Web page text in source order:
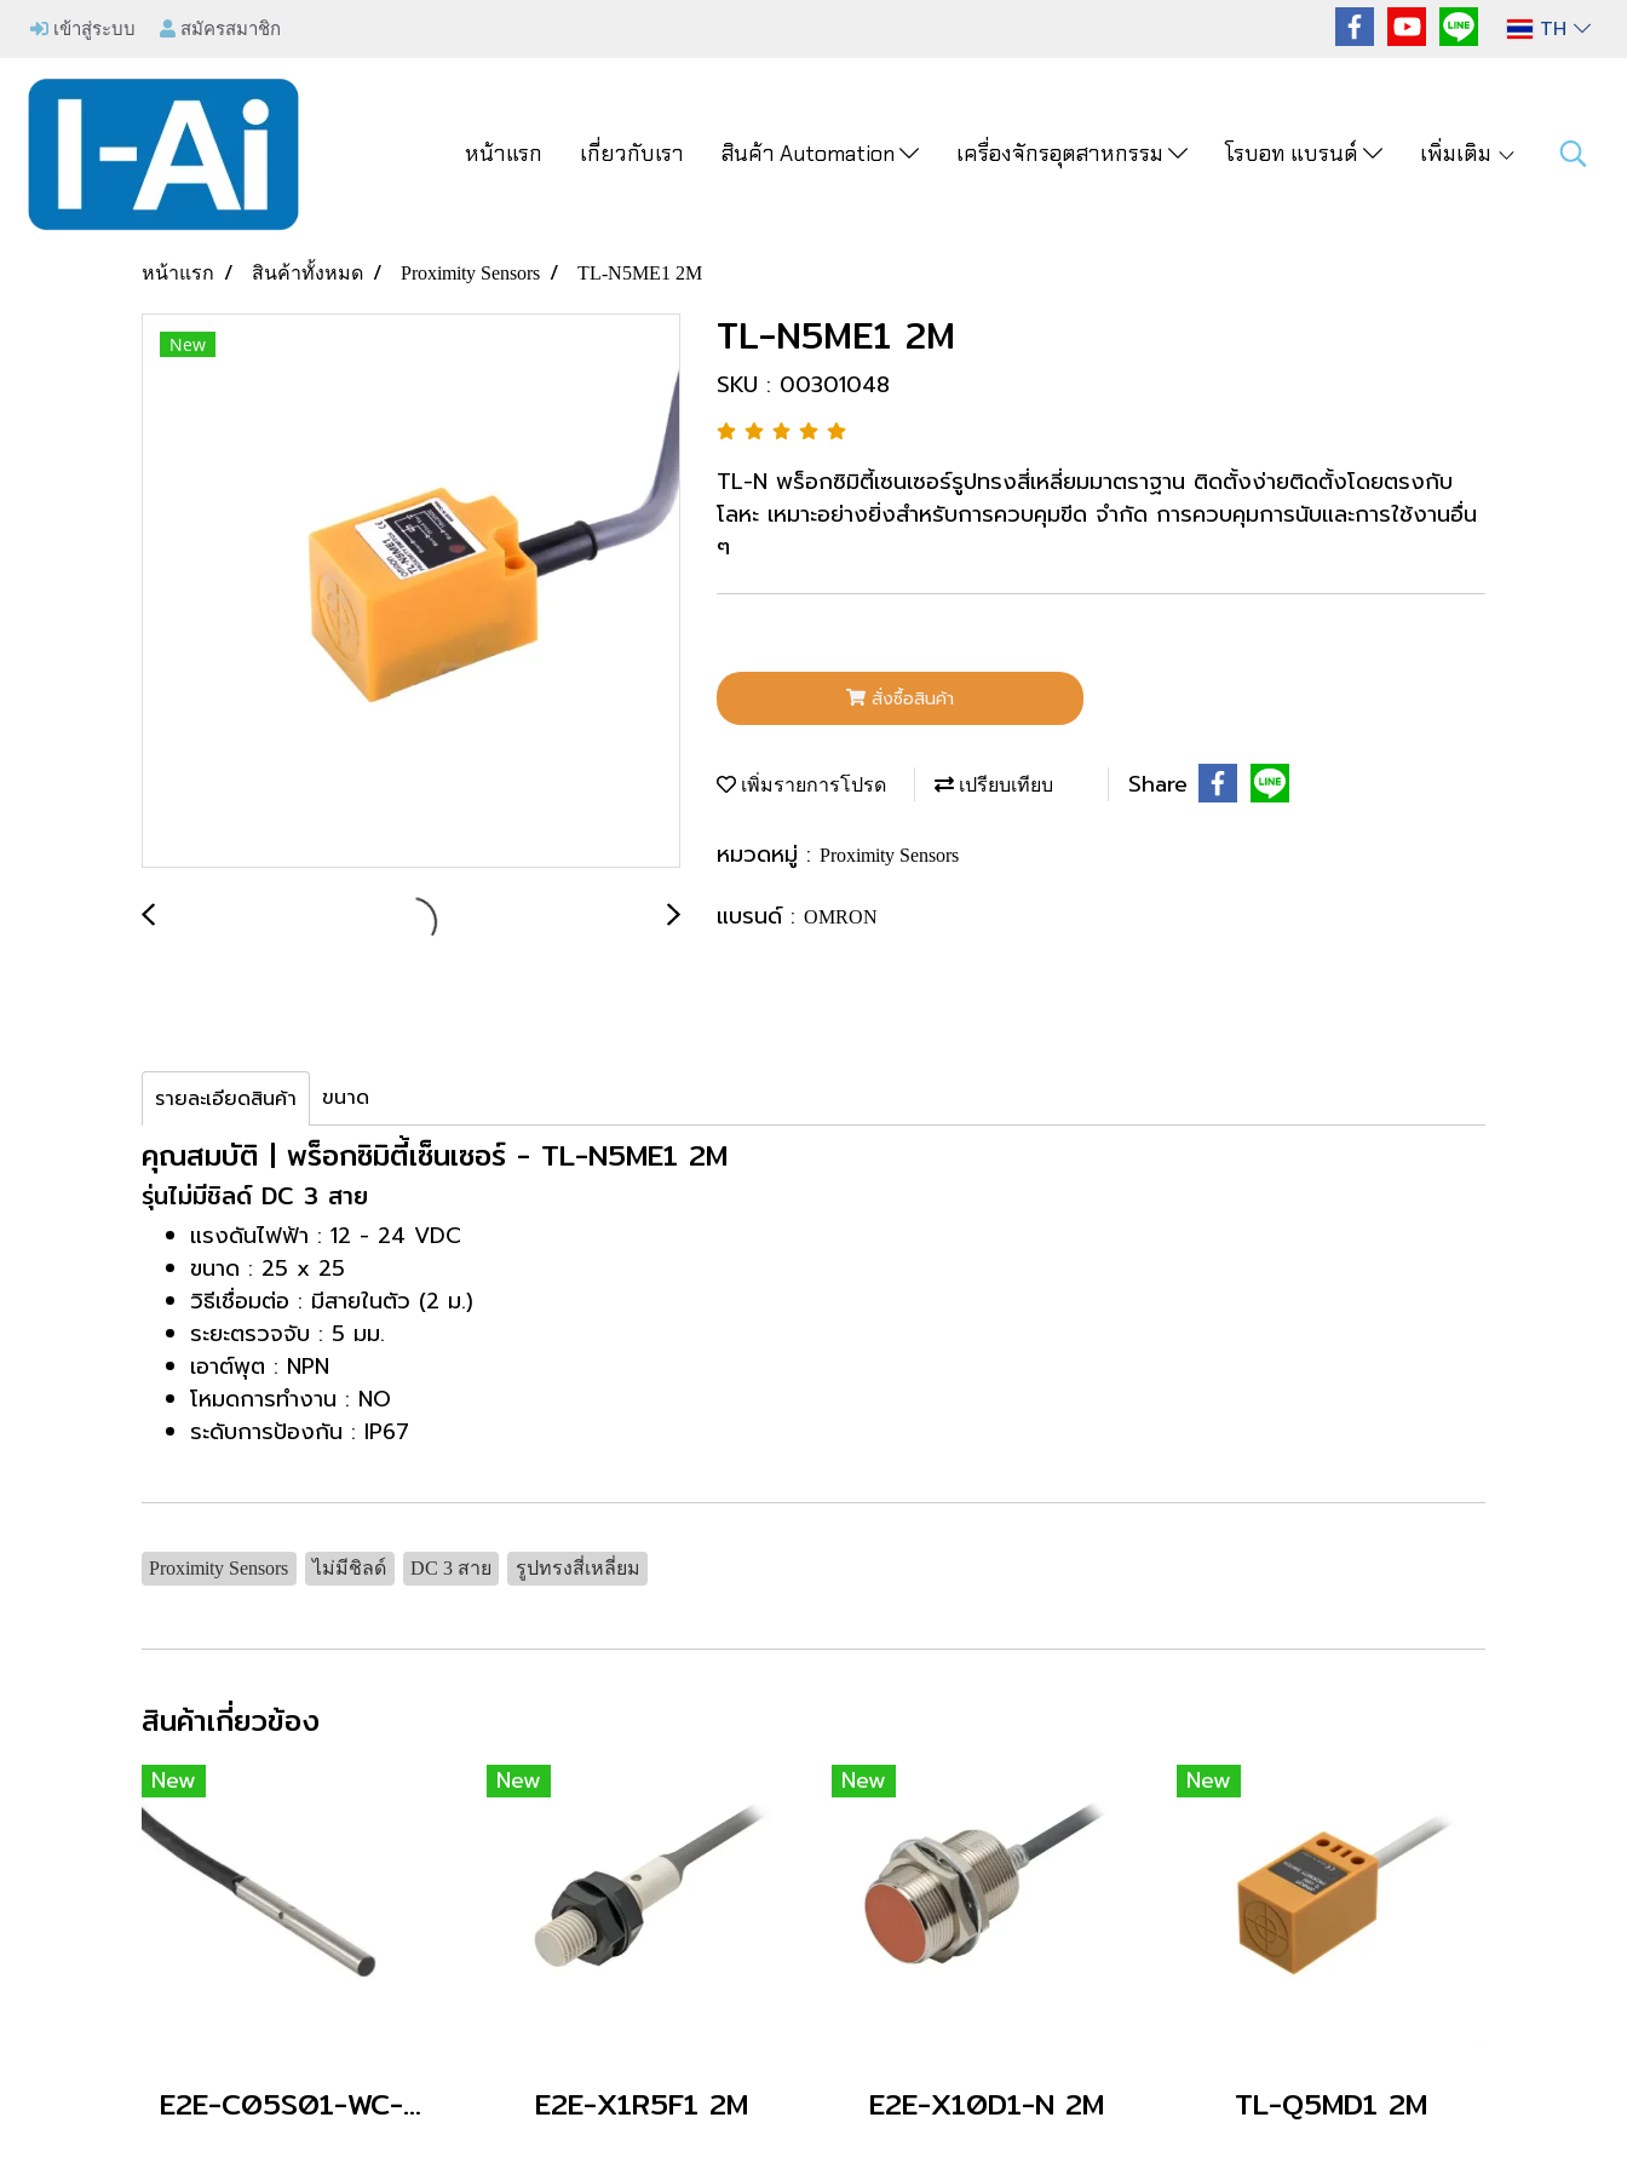
เข้าสู่ระบบ สมัครสมาชิก TH
หน้าแรก เกี่ยวกับเรา สินค้า Automation เครื่องจักรอุตสาหกรรม โรบอท แบรนด์ เพิ่มเติม
หน้าแรก สินค้าทั้งหมด Proximity Sensors TL-N5ME1 2M
New TL-N5ME1 2M
SKU : 00301048
TL-N พร็อกซิมิตี้เซนเซอร์รูปทรงสี่เหลี่ยมมาตราฐาน ติดตั้งง่ายติดตั้งโดยตรงกับ
โลหะ เหมาะอย่างยิ่งสำหรับการควบคุมขีด จำกัด การควบคุมการนับและการใช้งานอื่น
ๆ
สั่งซื้อสินค้า
เพิ่มรายการโปรด เปรียบเทียบ Share
หมวดหมู่ : Proximity Sensors
แบรนด์ : OMRON
รายละเอียดสินค้า ขนาด
คุณสมบัติ | พร็อกซิมิตี้เซ็นเซอร์ - TL-N5ME1 2M
รุ่นไม่มีชิลด์ DC 3 สาย
แรงดันไฟฟ้า : 12 - 24 VDC
ขนาด : 25 x 25
วิธีเชื่อมต่อ : มีสายในตัว (2 ม.)
ระยะตรวจจับ : 5 มม.
เอาต์พุต : NPN
โหมดการทำงาน : NO
ระดับการป้องกัน : IP67
Proximity Sensors ไม่มีชิลด์ DC 3 สาย รูปทรงสี่เหลี่ยม
สินค้าเกี่ยวข้อง
New
E2E-C05S01-WC-C1 2M
New
E2E-X1R5F1 2M
New
E2E-X10D1-N 2M
New
TL-Q5MD1 2M